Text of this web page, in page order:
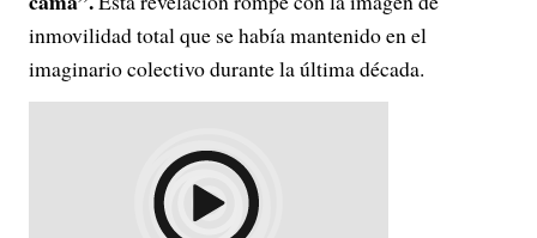
inmovilidad total que se había mantenido en el
imaginario colectivo durante la última década.